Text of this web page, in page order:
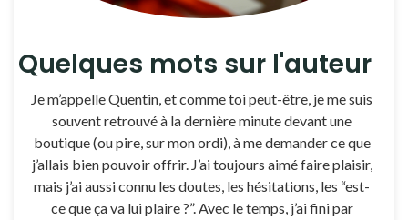
Quelques mots sur l'auteur
Je m’appelle Quentin, et comme toi peut-être, je me suis
souvent retrouvé à la dernière minute devant une
boutique (ou pire, sur mon ordi), à me demander ce que
j’allais bien pouvoir offrir. J’ai toujours aimé faire plaisir,
mais j’ai aussi connu les doutes, les hésitations, les “est-
ce que ça va lui plaire ?”. Avec le temps, j’ai fini par